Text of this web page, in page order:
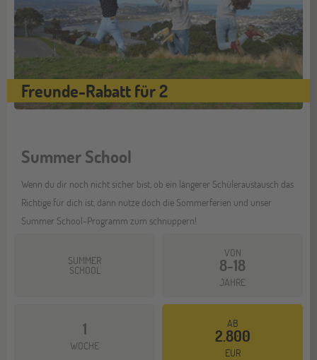
Freunde-Rabatt für 2
Summer School
Wenn du dir noch nicht sicher bist, ob ein längerer Schüleraustausch das
Richtige für dich ist, dann nutze doch die Sommerferien und unser
Summer School-Programm zum schnuppern!
SUMMER
SCHOOL
VON
8-18
JAHRE
1
WOCHE
AB
2.800
EUR